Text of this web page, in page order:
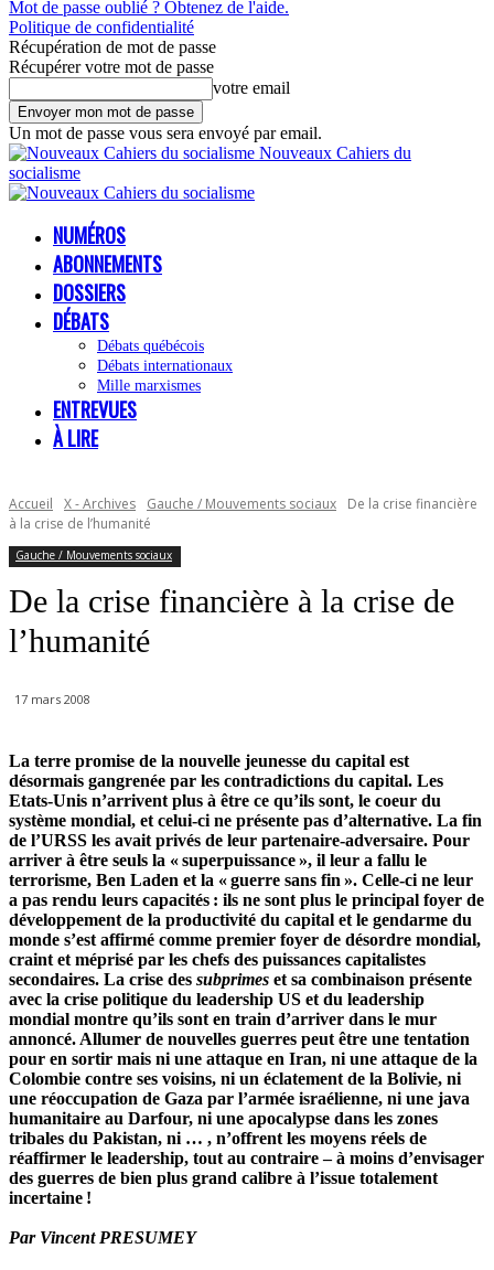
Mot de passe oublié ? Obtenez de l'aide.
Politique de confidentialité
Récupération de mot de passe
Récupérer votre mot de passe
votre email
Un mot de passe vous sera envoyé par email.
Nouveaux Cahiers du
socialisme
NUMÉROS
ABONNEMENTS
DOSSIERS
DÉBATS
Débats québécois
Débats internationaux
Mille marxismes
ENTREVUES
À LIRE
Accueil X - Archives Gauche / Mouvements sociaux
De la crise financière
à la crise de l’humanité
Gauche / Mouvements sociaux
De la crise financière à la crise de
l’humanité
17 mars 2008
La terre promise de la nouvelle jeunesse du capital est
désormais gangrenée par les contradictions du capital. Les
Etats-Unis n’arrivent plus à être ce qu’ils sont, le coeur du
système mondial, et celui-ci ne présente pas d’alternative. La fin
de l’URSS les avait privés de leur partenaire-adversaire. Pour
arriver à être seuls la « superpuissance », il leur a fallu le
terrorisme, Ben Laden et la « guerre sans fin ». Celle-ci ne leur
a pas rendu leurs capacités : ils ne sont plus le principal foyer de
développement de la productivité du capital et le gendarme du
monde s’est affirmé comme premier foyer de désordre mondial,
craint et méprisé par les chefs des puissances capitalistes
secondaires. La crise des subprimes et sa combinaison présente
avec la crise politique du leadership US et du leadership
mondial montre qu’ils sont en train d’arriver dans le mur
annoncé. Allumer de nouvelles guerres peut être une tentation
pour en sortir mais ni une attaque en Iran, ni une attaque de la
Colombie contre ses voisins, ni un éclatement de la Bolivie, ni
une réoccupation de Gaza par l’armée israélienne, ni une java
humanitaire au Darfour, ni une apocalypse dans les zones
tribales du Pakistan, ni … , n’offrent les moyens réels de
réaffirmer le leadership, tout au contraire – à moins d’envisager
des guerres de bien plus grand calibre à l’issue totalement
incertaine !
Par Vincent PRESUMEY